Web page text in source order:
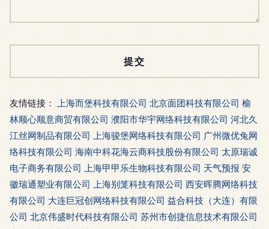
友情链接： 上海而堡科技有限公司 北京面团科技有限公司 榆
林顺心顺意商贸有限公司 濮阳市华宇网络科技有限公司 河北久
江丝网制品有限公司 上海骏堡网络科技有限公司 广州微优兔网
络科技有限公司 海南中科花海云商科技股份有限公司 太原瑞诚
电子商务有限公司 上海甲甲乐生物科技有限公司 天气预报 安
徽瑞通塑业有限公司 上海别笼科技有限公司 西安晖腾网络科技
有限公司 大连巨冠创网络科技有限公司 益合科技（大连）有限
公司 北京伟盛时代科技有限公司 苏州市创捷信息技术有限公司